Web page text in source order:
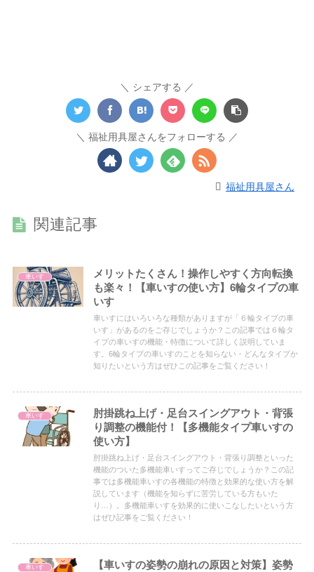
シェアする
福祉用具屋さんをフォローする
福祉用具屋さん
関連記事
車いす
メリットたくさん！操作しやすく方向転換
も楽々！【車いすの使い方】6輪タイプの車
いす
車いすにはいろいろな種類がありますが「６輪タイプの車
いす」があるのをご存じでしょうか？この記事では６輪タ
イプの車いすの機能・特徴について詳しく説明していま
す。6輪タイプの車いすのことを知らない・どんなタイプか
知りたいという方はぜひこの記事をご覧ください！
車いす
肘掛跳ね上げ・足台スイングアウト・背張
り調整の機能付！【多機能タイプ車いすの
使い方】
肘掛跳ね上げ・足台スイングアウト・背張り調整といった
機能のついた多機能車いすってご存じでしょうか？この記
事では多機能車いすの各機能の特徴と効果的な使い方を解
説しています（機能を知らずに苦労している方もいた
り…）。多機能車いすを効果的に使いこなしたいという方
はぜひ記事をご覧ください！
車いす
【車いすの姿勢の崩れの原因と対策】姿勢